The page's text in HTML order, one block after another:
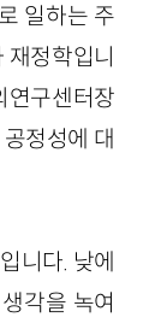
일하는 주
재정학입니
연구센터장
정성에 대
니다. 낮에
각을 녹여